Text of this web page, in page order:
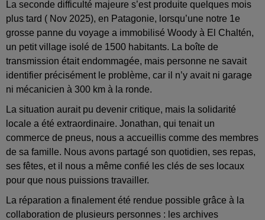
La seconde difficulté majeure s’est produite quelques mois
plus tard ( Nov 2025), en Patagonie, lorsqu’une notre 1e
grosse panne du voyage a immobilisé Woody à El Chaltén,
un petit village isolé de 1500 habitants. La boîte de
transmission était endommagée, mais personne ne savait
identifier précisément le problème, car il n’y avait ni garage
ni mécanicien à 300 km à la ronde.
La situation aurait pu devenir critique, mais la solidarité
locale a été extraordinaire. Jonathan, qui tenait un
commerce de pneus, nous a accueillis comme des membres
de sa famille. Nous avons partagé son quotidien, ses repas,
ses fêtes, et il nous a même confié les clés de ses locaux
pour que nous puissions travailler.
La réparation a finalement été rendue possible grâce à la
collaboration de plusieurs personnes : les archives